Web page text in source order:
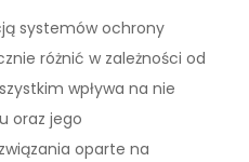
systemów ochrony
różnić w zależności od
wpływa na nie
oraz jego
oparte na